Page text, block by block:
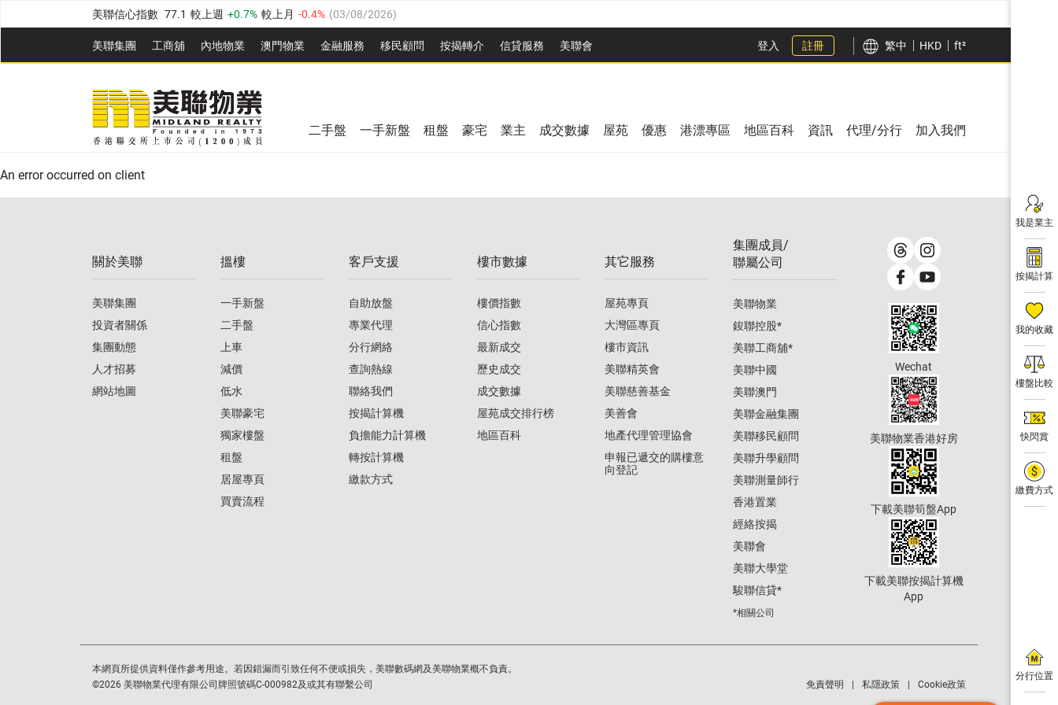
美聯信心指數 77.1 較上週 0.7% 較上月 -0.4% (03/08/2026)
全港樓價指數 149.1 較上週 0% 較上月 0.4% (03/08/2026)
港島樓價指數 157.4 較上週 -0.3% 較上月 -0.8% (03/08/2026)
九龍樓價指數 156.4 較上週 -0.1%
新界樓價指數 134.8 較上週 0.1% 0.9% 03/08/2026
美聯信心指數 77.1 較上週 0.7% 較上月
美聯集團 工商舖 內地物業 澳門物業 金融服務 移民顧問 按揭轉介 信貸服務 美聯會
全港樓價指數 149.1 較上週 0% 較上月
美聯信心指數 較上週 0.7% 03/08/2026)
登入 註冊 繁中 HKD ft²
我是業主
按揭計算
我的收藏
樓盤比較
快閃賞
繳費方式
分行位置
二手盤 一手新盤 租盤 豪宅 業主 成交數據 屋苑 優惠 港漂專區 地區百科 資訊 代理/分行 加入我們
An error occurred on client
關於美聯
美聯集團
投資者關係
集團動態
人才招募
網站地圖
搵樓
一手新盤
二手盤
上車
減價
低水
美聯豪宅
獨家樓盤
租盤
居屋專頁
買賣流程
客戶支援
自助放盤
專業代理
分行網絡
查詢熱線
聯絡我們
按揭計算機
負擔能力計算機
轉按計算機
繳款方式
樓市數據
樓價指數
信心指數
最新成交
歷史成交
成交數據
屋苑成交排行榜
地區百科
其它服務
屋苑專頁
大灣區專頁
樓市資訊
美聯精英會
美聯慈善基金
美善會
地產代理管理協會
申報已遞交的購樓意
向登記
集團成員/
聯屬公司
美聯物業
鋑聯控股*
美聯工商舖*
美聯中國
美聯澳門
美聯金融集團
美聯移民顧問
美聯升學顧問
美聯測量師行
香港置業
經絡按揭
美聯會
美聯大學堂
駿聯信貸*
*相關公司
Wechat
美聯物業香港好房
下載美聯筍盤App
下載美聯按揭計算機
App
本網頁所提供資料僅作參考用途。若因錯漏而引致任何不便或損失，美聯數碼網及美聯物業概不負責。
©2026 美聯物業代理有限公司牌照號碼C-000982及或其有聯繫公司 免責聲明 私隱政策 Cookie政策